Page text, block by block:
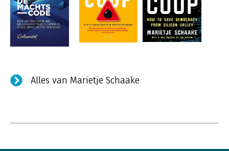
Alles van Marietje Schaake